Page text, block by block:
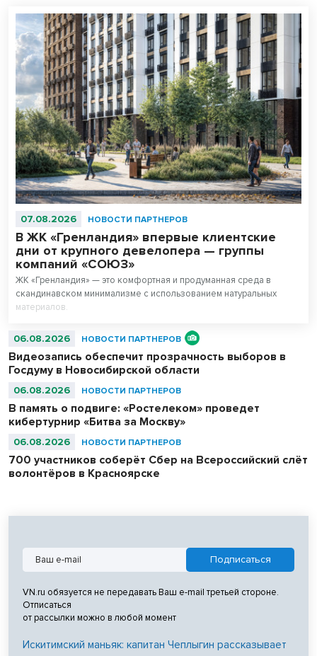
07.08.2026 НОВОСТИ ПАРТНЕРОВ
В ЖК «Гренландия» впервые клиентские
дни от крупного девелопера — группы
компаний «СОЮЗ»
ЖК «Гренландия» — это комфортная и продуманная среда в
скандинавском минимализме с использованием натуральных
материалов.
06.08.2026 НОВОСТИ ПАРТНЕРОВ
Видеозапись обеспечит прозрачность выборов в
Госдуму в Новосибирской области
06.08.2026 НОВОСТИ ПАРТНЕРОВ
В память о подвиге: «Ростелеком» проведет
кибертурнир «Битва за Москву»
06.08.2026 НОВОСТИ ПАРТНЕРОВ
700 участников соберёт Сбер на Всероссийский слёт
волонтёров в Красноярске
VN.ru обязуется не передавать Ваш e-mail третьей стороне.
Отписаться
от рассылки можно в любой момент
Искитимский маньяк: капитан Чеплыгин рассказывает